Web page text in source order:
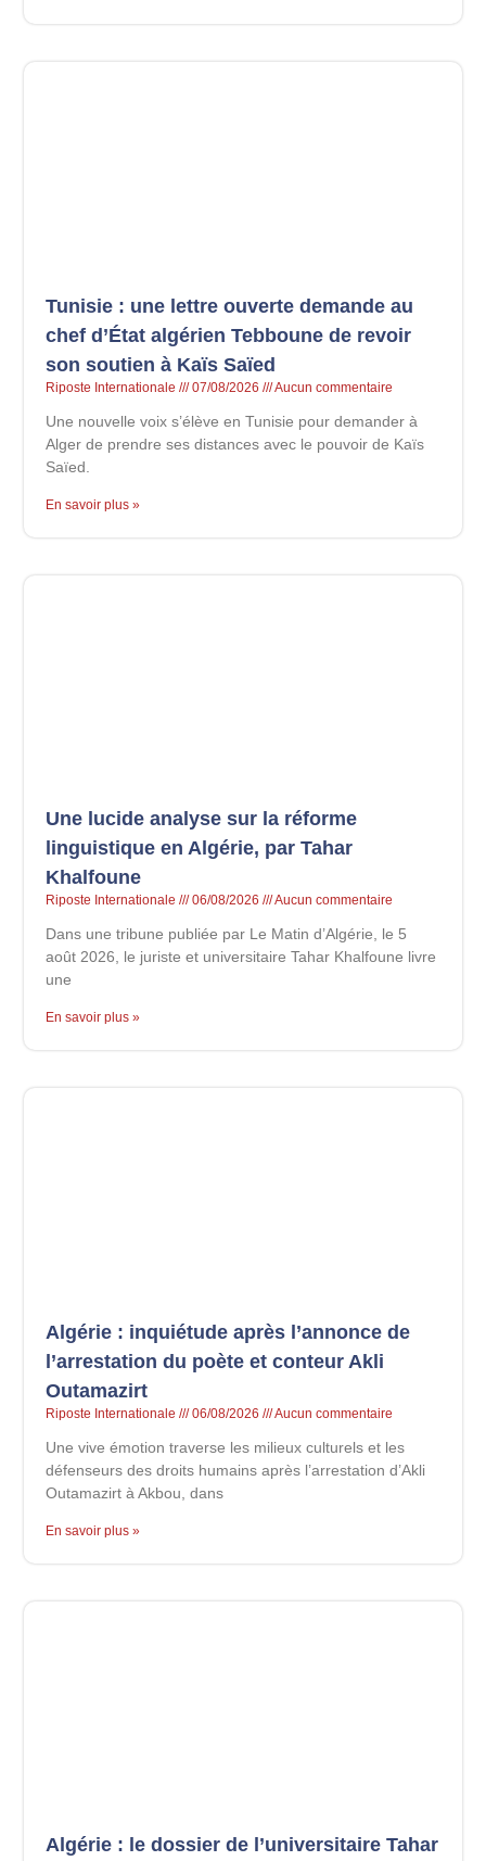
Tunisie : une lettre ouverte demande au
chef d’État algérien Tebboune de revoir
son soutien à Kaïs Saïed
Riposte Internationale 07/08/2026 Aucun commentaire
Une nouvelle voix s’élève en Tunisie pour demander à
Alger de prendre ses distances avec le pouvoir de Kaïs
Saïed.
En savoir plus »
Une lucide analyse sur la réforme
linguistique en Algérie, par Tahar
Khalfoune
Riposte Internationale 06/08/2026 Aucun commentaire
Dans une tribune publiée par Le Matin d’Algérie, le 5
août 2026, le juriste et universitaire Tahar Khalfoune livre
une
En savoir plus »
Algérie : inquiétude après l’annonce de
l’arrestation du poète et conteur Akli
Outamazirt
Riposte Internationale 06/08/2026 Aucun commentaire
Une vive émotion traverse les milieux culturels et les
défenseurs des droits humains après l’arrestation d’Akli
Outamazirt à Akbou, dans
En savoir plus »
Algérie : le dossier de l’universitaire Tahar